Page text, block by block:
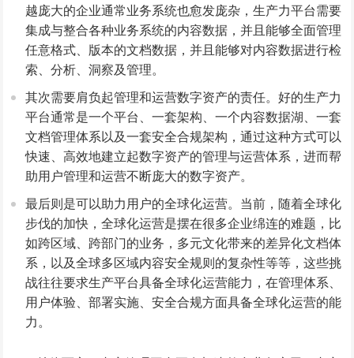
越庞大的企业通常业务系统也愈发庞杂，生产力平台需要
集成与整合各种业务系统的内容数据，并且能够全面管理
任意格式、版本的文档数据，并且能够对内容数据进行检
索、分析、洞察及管理。
其次需要肩负起管理和运营数字资产的责任。好的生产力
平台通常是一个平台、一套架构、一个内容数据湖、一套
文档管理体系以及一套安全合规架构，通过这种方式可以
快速、高效地建立起数字资产的管理与运营体系，进而帮
助用户管理和运营不断庞大的数字资产。
最后则是可以助力用户的全球化运营。当前，随着全球化
步伐的加快，全球化运营是摆在很多企业绵连的难题，比
如跨区域、跨部门的业务，多元文化带来的差异化文档体
系，以及全球多区域内容安全规则的复杂性等等，这些挑
战往往要求生产平台具备全球化运营能力，在管理体系、
用户体验、部署实施、安全合规方面具备全球化运营的能
力。